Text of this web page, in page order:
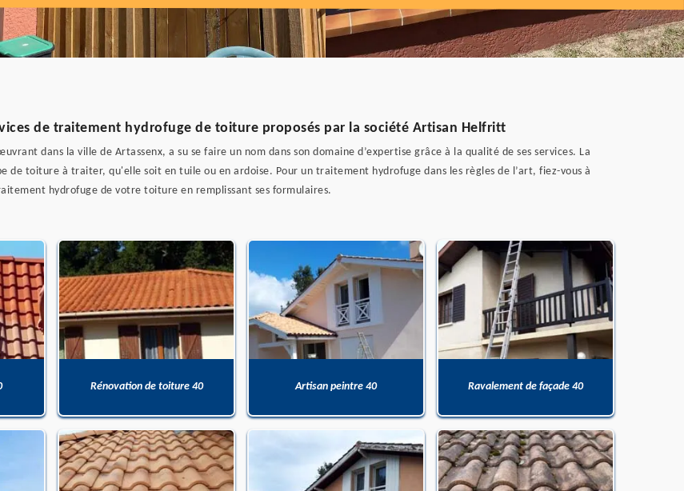
de traitement hydrofuge de toiture proposés par la société Artisan Helfritt
dans la ville de Artassenx, a su se faire un nom dans son domaine d’expertise grâce à la qualité de ses services. La
de toiture à traiter, qu'elle soit en tuile ou en ardoise. Pour un traitement hydrofuge dans les règles de l’art, fiez-vous à
hydrofuge de votre toiture en remplissant ses formulaires.
Rénovation de toiture 40 Artisan peintre 40 Ravalement de façade 40